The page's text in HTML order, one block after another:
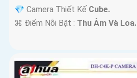
💎 Camera Thiết Kế Cube.
️⌘ Điểm Nỗi Bật : Thu Âm Và Loa.